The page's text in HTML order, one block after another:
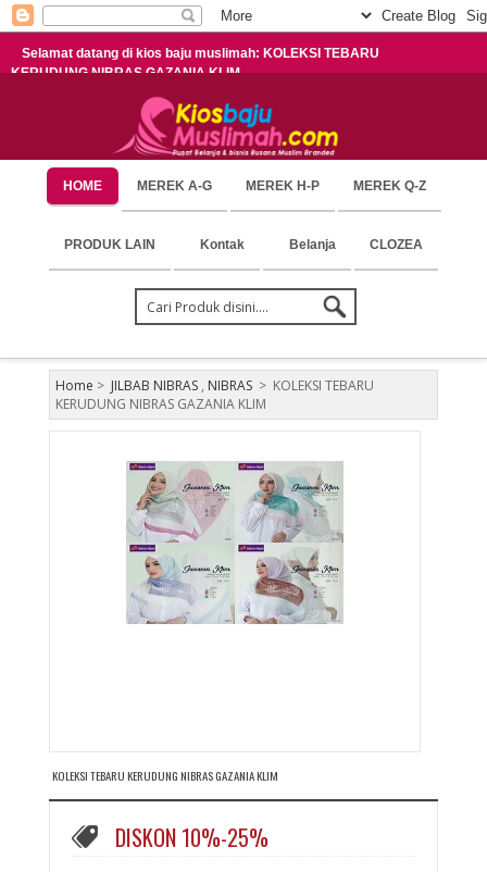
Selamat datang di kios baju muslimah: KOLEKSI TEBARU
KERUDUNG NIBRAS GAZANIA KLIM
HOME MEREK A-G MEREK H-P MEREK Q-Z
PRODUK LAIN Kontak Belanja CLOZEA
Home > JILBAB NIBRAS, NIBRAS > KOLEKSI TEBARU
KERUDUNG NIBRAS GAZANIA KLIM
KOLEKSI TEBARU KERUDUNG NIBRAS GAZANIA KLIM
DISKON 10%-25%